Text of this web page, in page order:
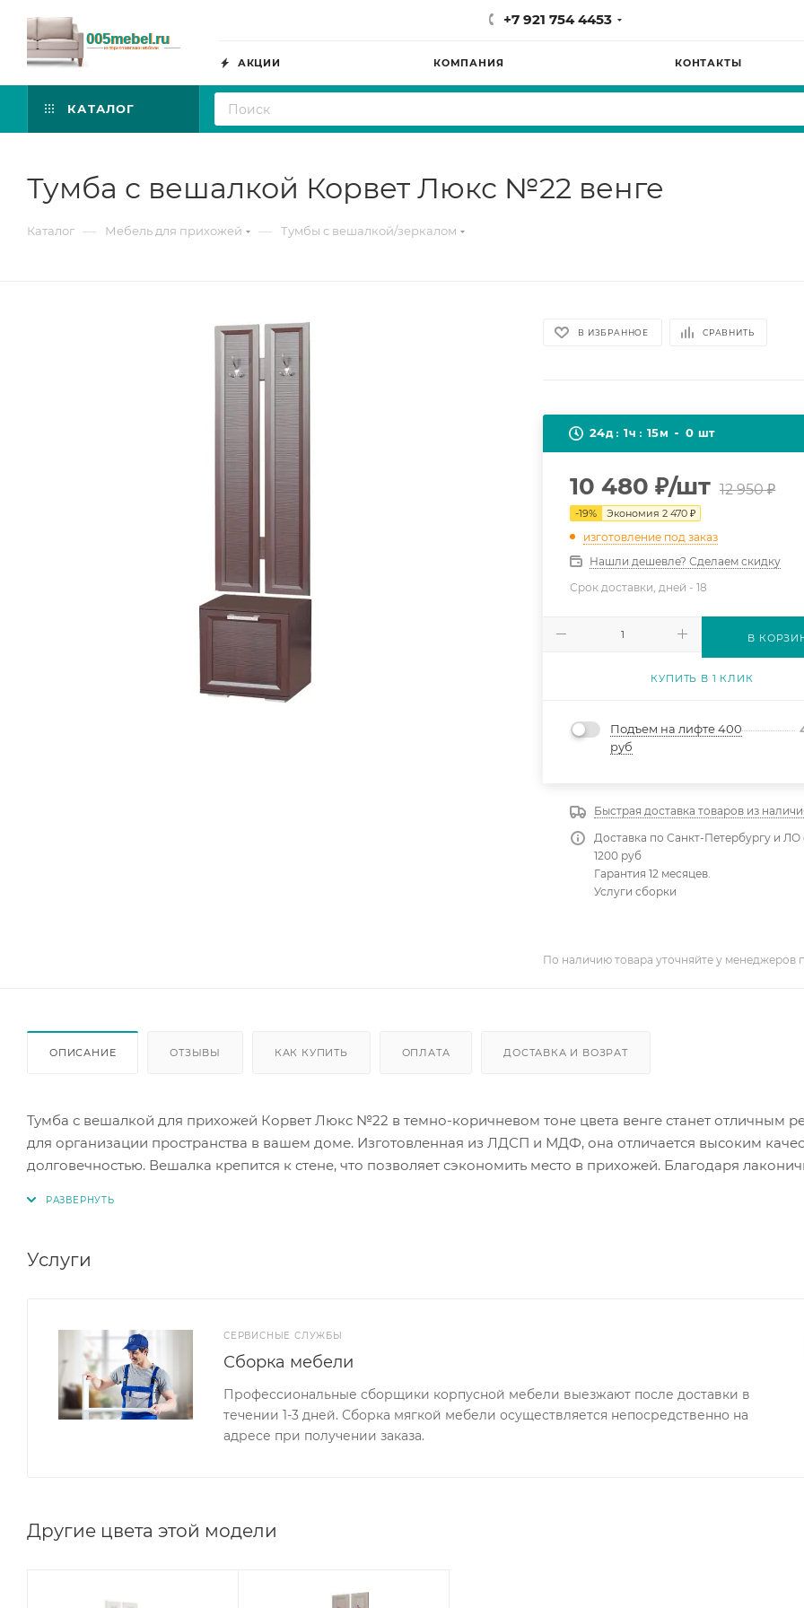
+7 921 754 4453
АКЦИИ КОМПАНИЯ КОНТАКТЫ
КАТАЛОГ
Тумба с вешалкой Корвет Люкс №22 венге
Каталог — Мебель для прихожей — Тумбы с вешалкой/зеркалом
В ИЗБРАННОЕ СРАВНИТЬ
24д 1ч 15м 0 шт
10 480 ₽/шт 12 950₽
-19% Экономия2 470 ₽
изготовление под заказ
Нашли дешевле? Сделаем скидку
Срок доставки, дней -18
В
КУПИТЬ В 1 КЛИК
Подъем на лифте 400
руб
Быстрая доставка товаров из
Доставка по Санкт-Петербургу и ЛО
1200 руб
Гарантия 12 месяцев.
Услуги сборки
По наличию товара уточняйте у менеджеров
ОПИСАНИЕ ОТЗЫВЫ КАК КУПИТЬ ОПЛАТА ДОСТАВКА И ВОЗРАТ
Тумба с вешалкой для прихожей Корвет Люкс №22 в темно-коричневом тоне цвета венге станет отличным
для организации пространства в вашем доме. Изготовленная из ЛДСП и МДФ, она отличается высоким
долговечностью. Вешалка крепится к стене, что позволяет сэкономить место в прихожей. Благодаря
Услуги
СЕРВИСНЫЕ СЛУЖБЫ
Сборка мебели
Профессиональные сборщики корпусной мебели выезжают после доставки в
течении 1-3 дней. Сборка мягкой мебели осуществляется непосредственно на
адресе при получении заказа.
Другие цвета этой модели